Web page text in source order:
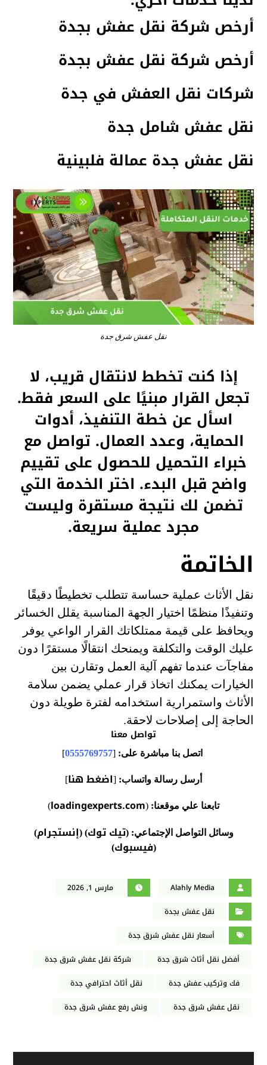
أرخص شركة نقل عفش بجدة
أرخص شركة نقل عفش بجدة
شركات نقل العفش في جدة
نقل عفش شامل جدة
نقل عفش جدة عمالة فلبينية
نقل عفش شرق جدة
إذا كنت تخطط لانتقال قريب، لا
تجعل القرار مبنيًا على السعر فقط.
اسأل عن خطة التنفيذ، أدوات
الحماية، وعدد العمال. تواصل مع
خبراء التحميل للحصول على تقييم
واضح قبل البدء. اختر الخدمة التي
تضمن لك نتيجة مستقرة وليست
مجرد عملية سريعة.
الخاتمة
نقل الأثاث عملية حساسة تتطلب تخطيطًا دقيقًا
وتنفيذًا منظمًا اختيار الجهة المناسبة يقلل الخسائر
ويحافظ على قيمة ممتلكاتك القرار الواعي يوفر
عليك الوقت والتكلفة ويمنحك انتقالًا مستقرًا دون
مفاجآت عندما تفهم آلية العمل وتقارن بين
الخيارات يمكنك اتخاذ قرار عملي يضمن سلامة
الأثاث واستمرارية استخدامه لفترة طويلة دون
الحاجة إلى إصلاحات لاحقة.
تواصل معنا
اتصل بنا مباشرة على: [
0555769757
]
أرسل رسالة واتساب: [اضغط هنا]
تابعنا علي موقعنا: (
loadingexperts.com
)
وسائل التواصل الإجتماعي: (تيك توك) (إنستجرام)
(فيسبوك)
Alahly Media
مارس 1, 2026
نقل عفش بجدة
أسعار نقل عفش شرق جدة
أفضل نقل أثاث شرق جدة
شركة نقل عفش شرق جدة
فك وتركيب عفش جدة
نقل أثاث احترافي جدة
نقل عفش شرق جدة
ونش رفع عفش شرق جدة